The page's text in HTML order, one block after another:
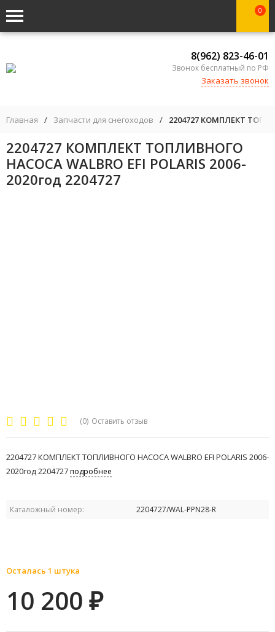
0
8(962) 823-46-01
Звонок бесплатный по РФ
Заказать звонок
Главная / Запчасти для снегоходов / 2204727 КОМПЛЕКТ
2204727 КОМПЛЕКТ ТОПЛИВНОГО
НАСОСА WALBRO EFI POLARIS 2006-
2020год 2204727
(0) Оставить отзыв
2204727 КОМПЛЕКТ ТОПЛИВНОГО НАСОСА WALBRO EFI POLARIS 2006-
2020год 2204727подробнее
Каталожный номер: 2204727/WAL-PPN28-R
Осталась 1 штука
10 200 ₽